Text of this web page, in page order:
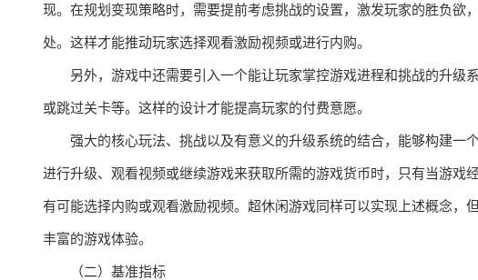
现。在规划变现策略时，需要提前考虑挑战的设置，激发玩家的胜负欲
处。这样才能推动玩家选择观看激励视频或进行内购。
另外，游戏中还需要引入一个能让玩家掌控游戏进程和挑战的升级
或跳过关卡等。这样的设计才能提高玩家的付费意愿。
强大的核心玩法、挑战以及有意义的升级系统的结合，能够构建一
进行升级、观看视频或继续游戏来获取所需的游戏货币时，只有当游戏
有可能选择内购或观看激励视频。超休闲游戏同样可以实现上述概念，
丰富的游戏体验。
（二）基准指标